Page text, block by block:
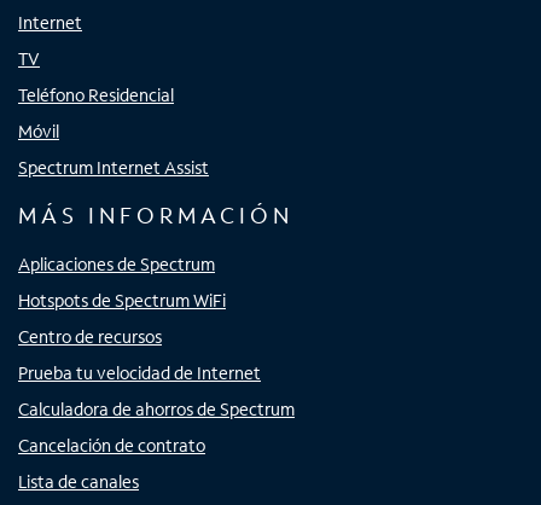
Internet
TV
Teléfono Residencial
Móvil
Spectrum Internet Assist
MÁS INFORMACIÓN
Aplicaciones de Spectrum
Hotspots de Spectrum WiFi
Centro de recursos
Prueba tu velocidad de Internet
Calculadora de ahorros de Spectrum
Cancelación de contrato
Lista de canales